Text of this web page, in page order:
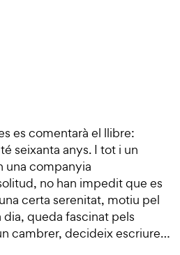
es comentarà el llibre:
seixanta anys. I tot i un
una companyia
no han impedit que es
certa serenitat, motiu pel
queda fascinat pels
cambrer, decideix escriure…